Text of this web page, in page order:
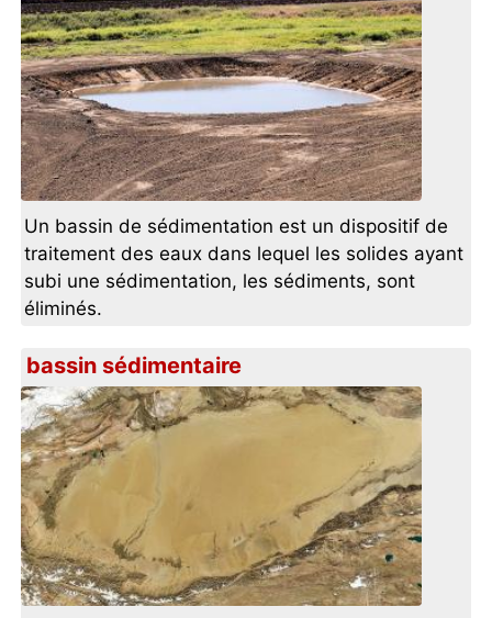
Un bassin de sédimentation est un dispositif de
traitement des eaux dans lequel les solides ayant
subi une sédimentation, les sédiments, sont
éliminés.
bassin sédimentaire